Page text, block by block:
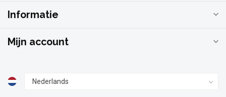
Informatie
Mijn account